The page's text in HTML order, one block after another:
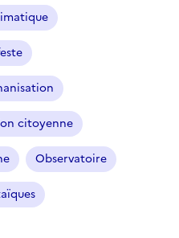
citoyenne
Observatoire